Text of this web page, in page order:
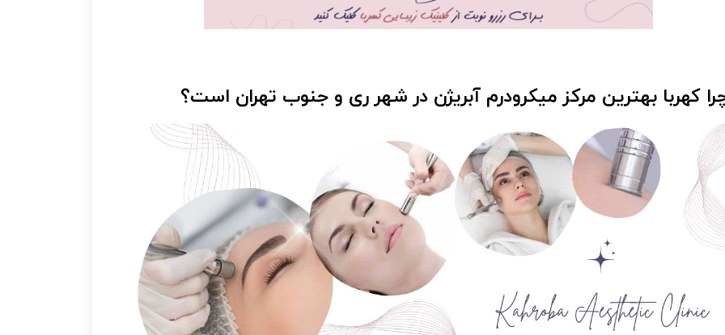
کهربا بهترین مرکز میکرودرم آبریژن در شهر ری و جنوب تهران است؟